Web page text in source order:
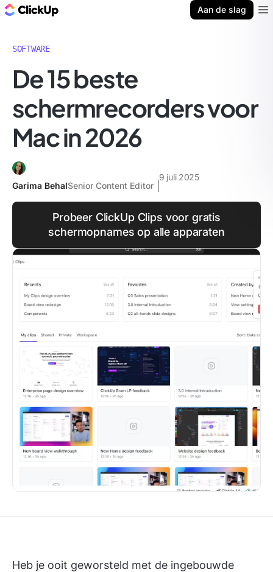
Aan de slag
SOFTWARE
De 15 beste
schermrecorders voor
Mac in 2026
Garima BehalSenior Content Editor
9 juli 2025
Probeer ClickUp Clips voor gratis
schermopnames op alle apparaten
Heb je ooit geworsteld met de ingebouwde